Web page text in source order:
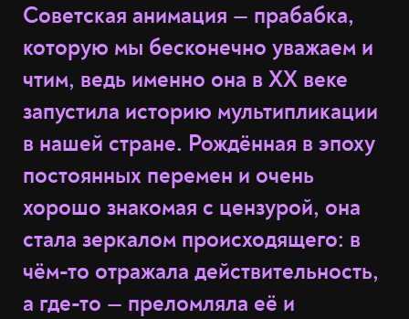
Советская анимация — прабабка,
которую мы бесконечно уважаем и
чтим, ведь именно она в XX веке
запустила историю мультипликации
в нашей стране. Рождённая в эпоху
постоянных перемен и очень
хорошо знакомая с цензурой, она
стала зеркалом происходящего: в
чём-то отражала действительность,
а где-то — преломляла её и